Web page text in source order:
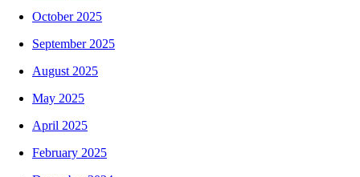
October 2025
September 2025
August 2025
May 2025
April 2025
February 2025